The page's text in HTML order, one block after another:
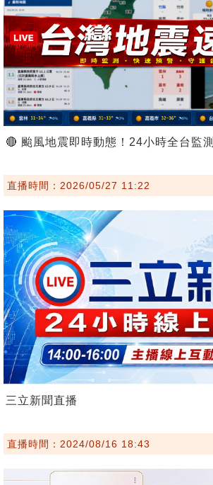
🔴 颱風地震即時動態！24小時全台監測
直播時間：2026/05/27 11:22
三立新聞直播
直播時間：2024/08/16 18:43